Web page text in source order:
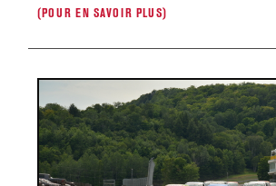
(POUR EN SAVOIR PLUS)